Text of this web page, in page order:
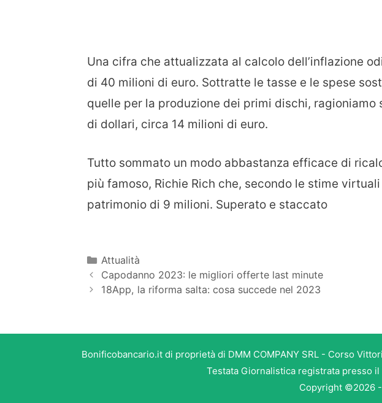
Una cifra che attualizzata al calcolo dell’inflazione
di 40 milioni di euro. Sottratte le tasse e le spese
quelle per la produzione dei primi dischi, ragioniamo
di dollari, circa 14 milioni di euro.
Tutto sommato un modo abbastanza efficace di
più famoso, Richie Rich che, secondo le stime
patrimonio di 9 milioni. Superato e staccato
Categorie
Attualità
Capodanno 2023: le migliori offerte last minute
18App, la riforma salta: cosa succede nel 2023
Bonificobancario.it di proprietà di DMM COMPANY SRL - Corso
Testata Giornalistica registrata presso
Copyright ©2026